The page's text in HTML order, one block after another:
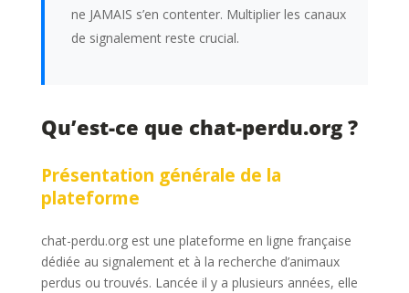
ne JAMAIS s’en contenter. Multiplier les canaux
de signalement reste crucial.
Qu’est-ce que chat-perdu.org ?
Présentation générale de la
plateforme
chat-perdu.org est une plateforme en ligne française
dédiée au signalement et à la recherche d’animaux
perdus ou trouvés. Lancée il y a plusieurs années, elle